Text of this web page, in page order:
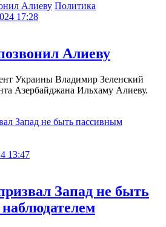
Политика
17:28
Алиеву
Украины Владимир Зеленский
Азербайджана Ильхаму Алиеву.
13:47
Запад не быть